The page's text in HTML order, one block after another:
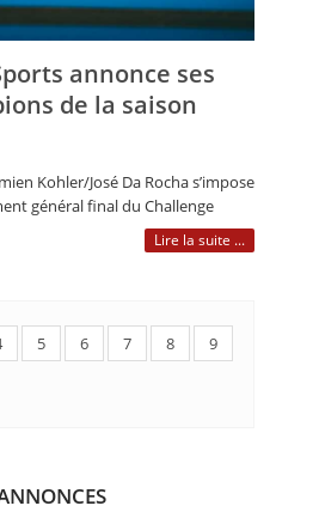
annonce ses
de la saison
Kohler/José Da Rocha s’impose
général final du Challenge
VHC V de V 2024 Damien (…)
Lire la suite ...
5 6 7 8
9